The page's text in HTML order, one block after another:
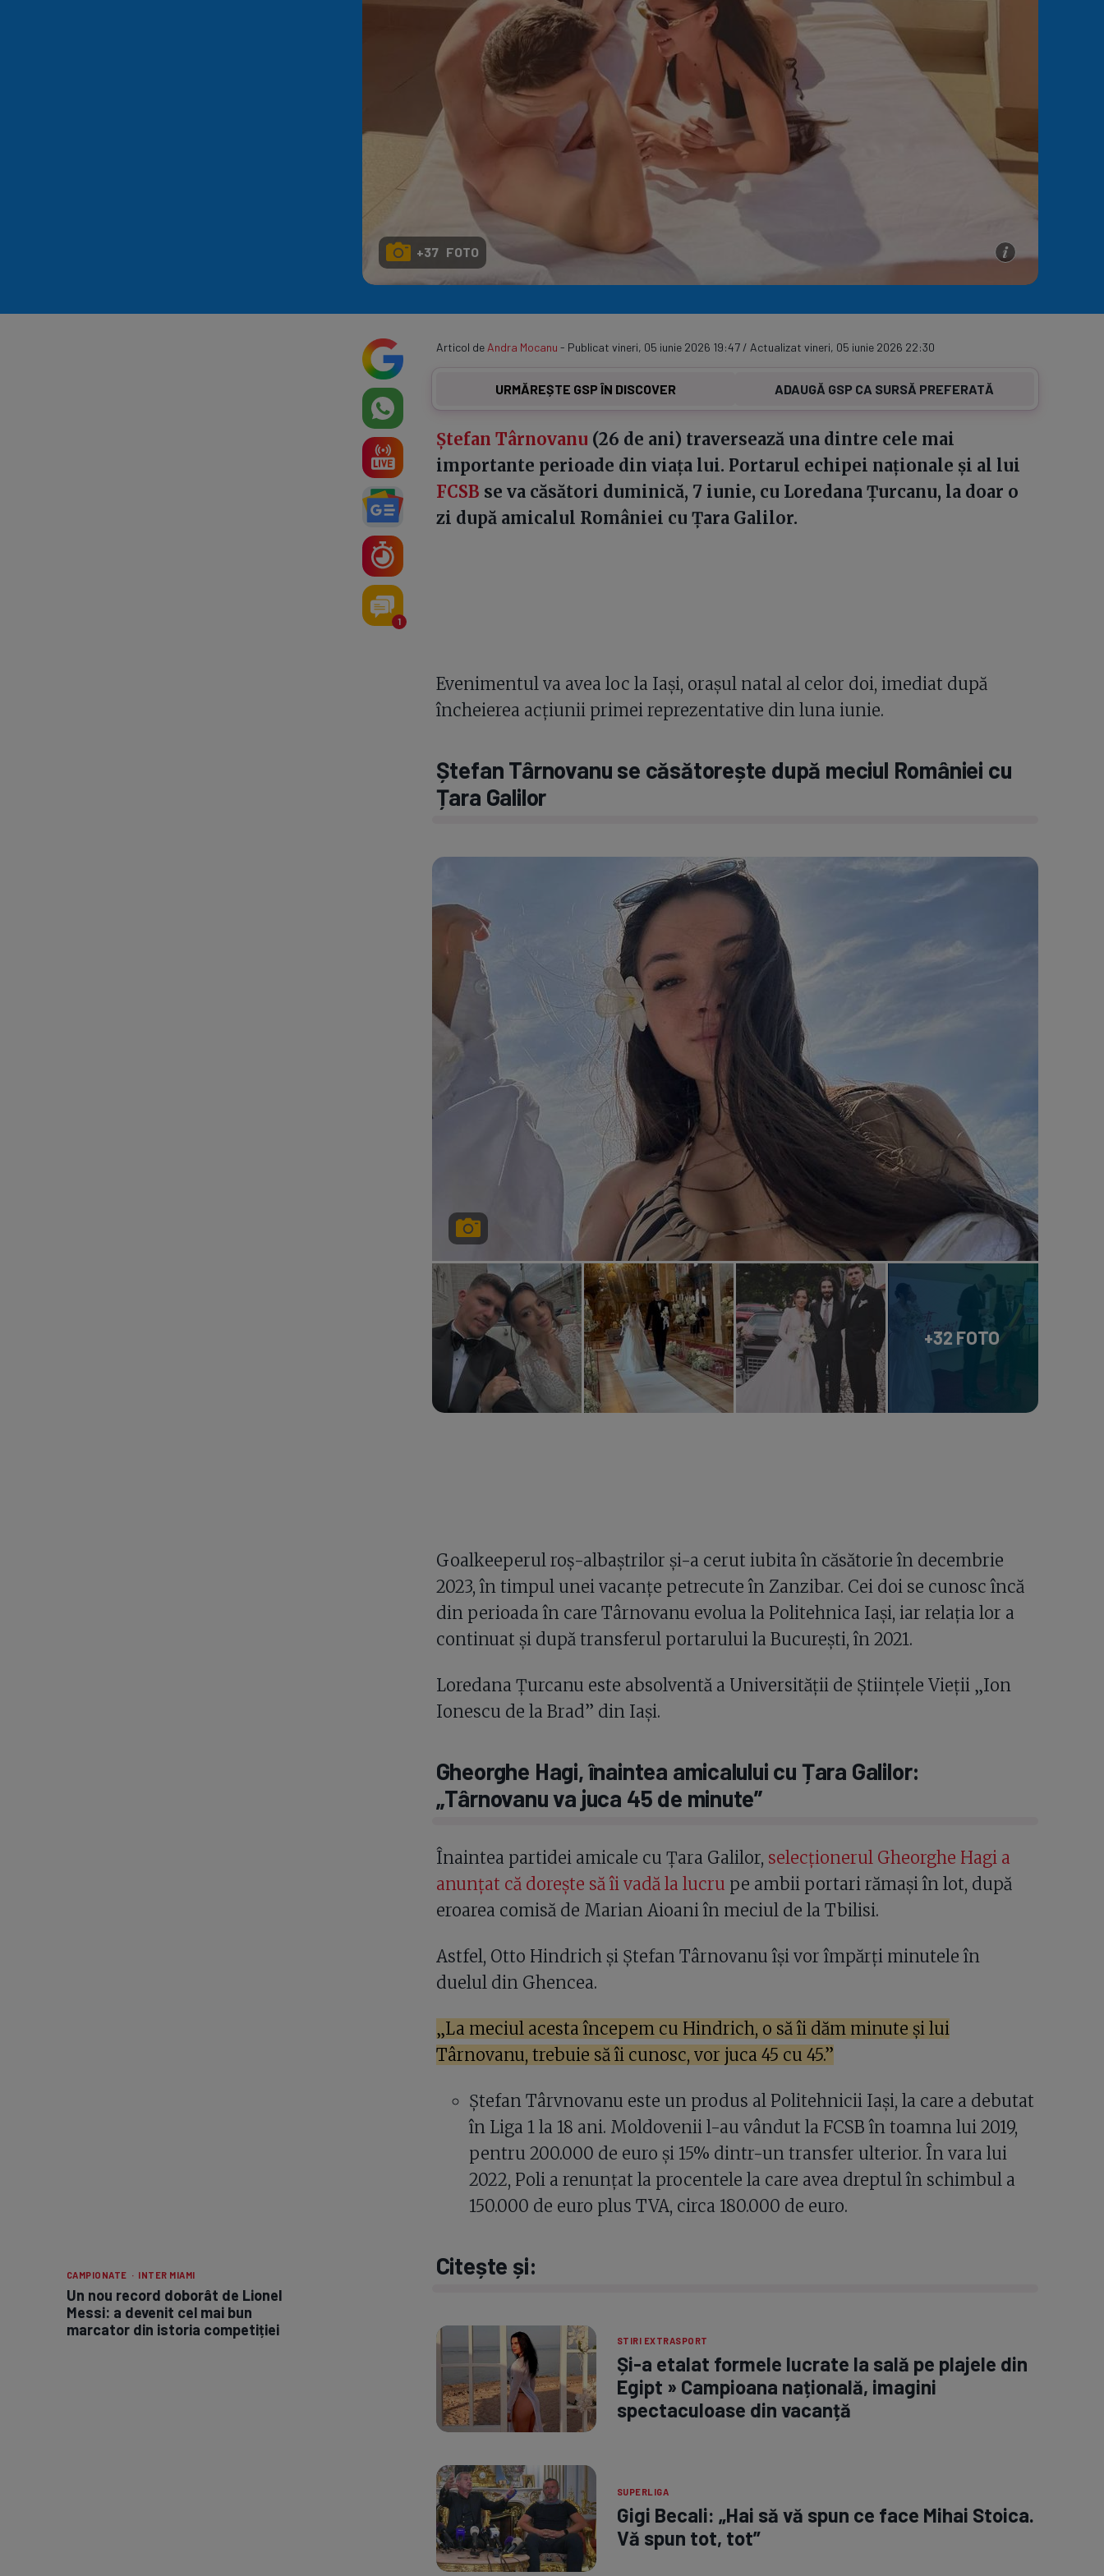
Serie A
Echipe Clasament
Program TV
+37 FOTO
CAMPIONATE · INTER MIAMI
Un nou record doborât de Lionel
Messi: a devenit cel mai bun
marcator din istoria competiției
1
Articol de Andra Mocanu - Publicat vineri, 05 iunie 2026 19:47 / Actualizat vineri, 05 iunie 2026 22:30
URMĂREȘTE GSP ÎN DISCOVER ADAUGĂ GSP CA SURSĂ PREFERATĂ
Ștefan Târnovanu (26 de ani) traversează una dintre cele mai
importante perioade din viața lui. Portarul echipei naționale și al lui
FCSB se va căsători duminică, 7 iunie, cu Loredana Țurcanu, la doar o
zi după amicalul României cu Țara Galilor.
Evenimentul va avea loc la Iași, orașul natal al celor doi, imediat după
încheierea acțiunii primei reprezentative din luna iunie.
Ștefan Târnovanu se căsătorește după meciul României cu
Țara Galilor
+32 FOTO
Goalkeeperul roș-albaștrilor și-a cerut iubita în căsătorie în decembrie
2023, în timpul unei vacanțe petrecute în Zanzibar. Cei doi se cunosc încă
din perioada în care Târnovanu evolua la Politehnica Iași, iar relația lor a
continuat și după transferul portarului la București, în 2021.
Loredana Țurcanu este absolventă a Universității de Științele Vieții „Ion
Ionescu de la Brad” din Iași.
Gheorghe Hagi, înaintea amicalului cu Țara Galilor:
„Târnovanu va juca 45 de minute”
Înaintea partidei amicale cu Țara Galilor, selecționerul Gheorghe Hagi a
anunțat că dorește să îi vadă la lucru pe ambii portari rămași în lot, după
eroarea comisă de Marian Aioani în meciul de la Tbilisi.
Astfel, Otto Hindrich și Ștefan Târnovanu își vor împărți minutele în
duelul din Ghencea.
„La meciul acesta începem cu Hindrich, o să îi dăm minute și lui
Târnovanu, trebuie să îi cunosc, vor juca 45 cu 45.”
Ștefan Târvnovanu este un produs al Politehnicii Iași, la care a debutat
în Liga 1 la 18 ani. Moldovenii l-au vândut la FCSB în toamna lui 2019,
pentru 200.000 de euro și 15% dintr-un transfer ulterior. În vara lui
2022, Poli a renunțat la procentele la care avea dreptul în schimbul a
150.000 de euro plus TVA, circa 180.000 de euro.
Citește și:
STIRI EXTRASPORT
Și-a etalat formele lucrate la sală pe plajele din
Egipt » Campioana națională, imagini
spectaculoase din vacanță
SUPERLIGA
Gigi Becali: „Hai să vă spun ce face Mihai Stoica.
Vă spun tot, tot”